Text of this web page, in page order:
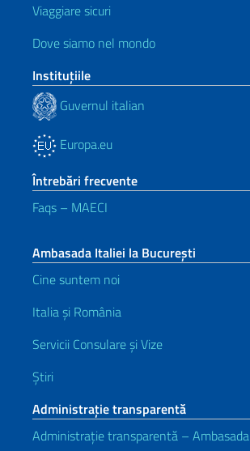
Viaggiare sicuri
Dove siamo nel mondo
Instituţiile
Guvernul italian
Europa.eu
Întrebări frecvente
Faqs – MAECI
Ambasada Italiei la București
Cine suntem noi
Italia și România
Servicii Consulare și Vize
Știri
Administrație transparentă
Administrație transparentă – Ambasada